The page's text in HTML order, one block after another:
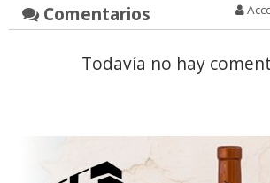
Comentarios
Todavía no hay